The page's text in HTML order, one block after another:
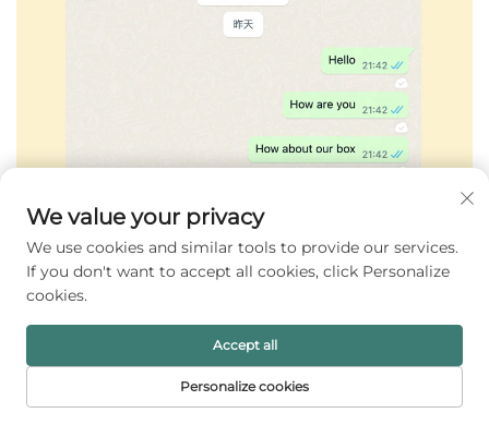
Hållbarhetsaspekter för transparent
plastförpackning för smyckesförvaring
We value your privacy
We use cookies and similar tools to provide our services.
If you don't want to accept all cookies, click Personalize
cookies.
Personalize cookies
Accept all